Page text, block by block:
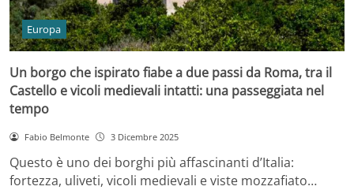
Europa
Un borgo che ispirato fiabe a due passi da Roma, tra il
Castello e vicoli medievali intatti: una passeggiata nel
tempo
Fabio Belmonte 3 Dicembre 2025
Questo è uno dei borghi più affascinanti d’Italia:
fortezza, uliveti, vicoli medievali e viste mozzafiato…